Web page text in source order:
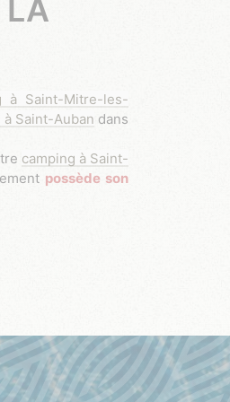
LA
à Saint-Mitre-les-
à Saint-Auban dans
camping à Saint-
possède son